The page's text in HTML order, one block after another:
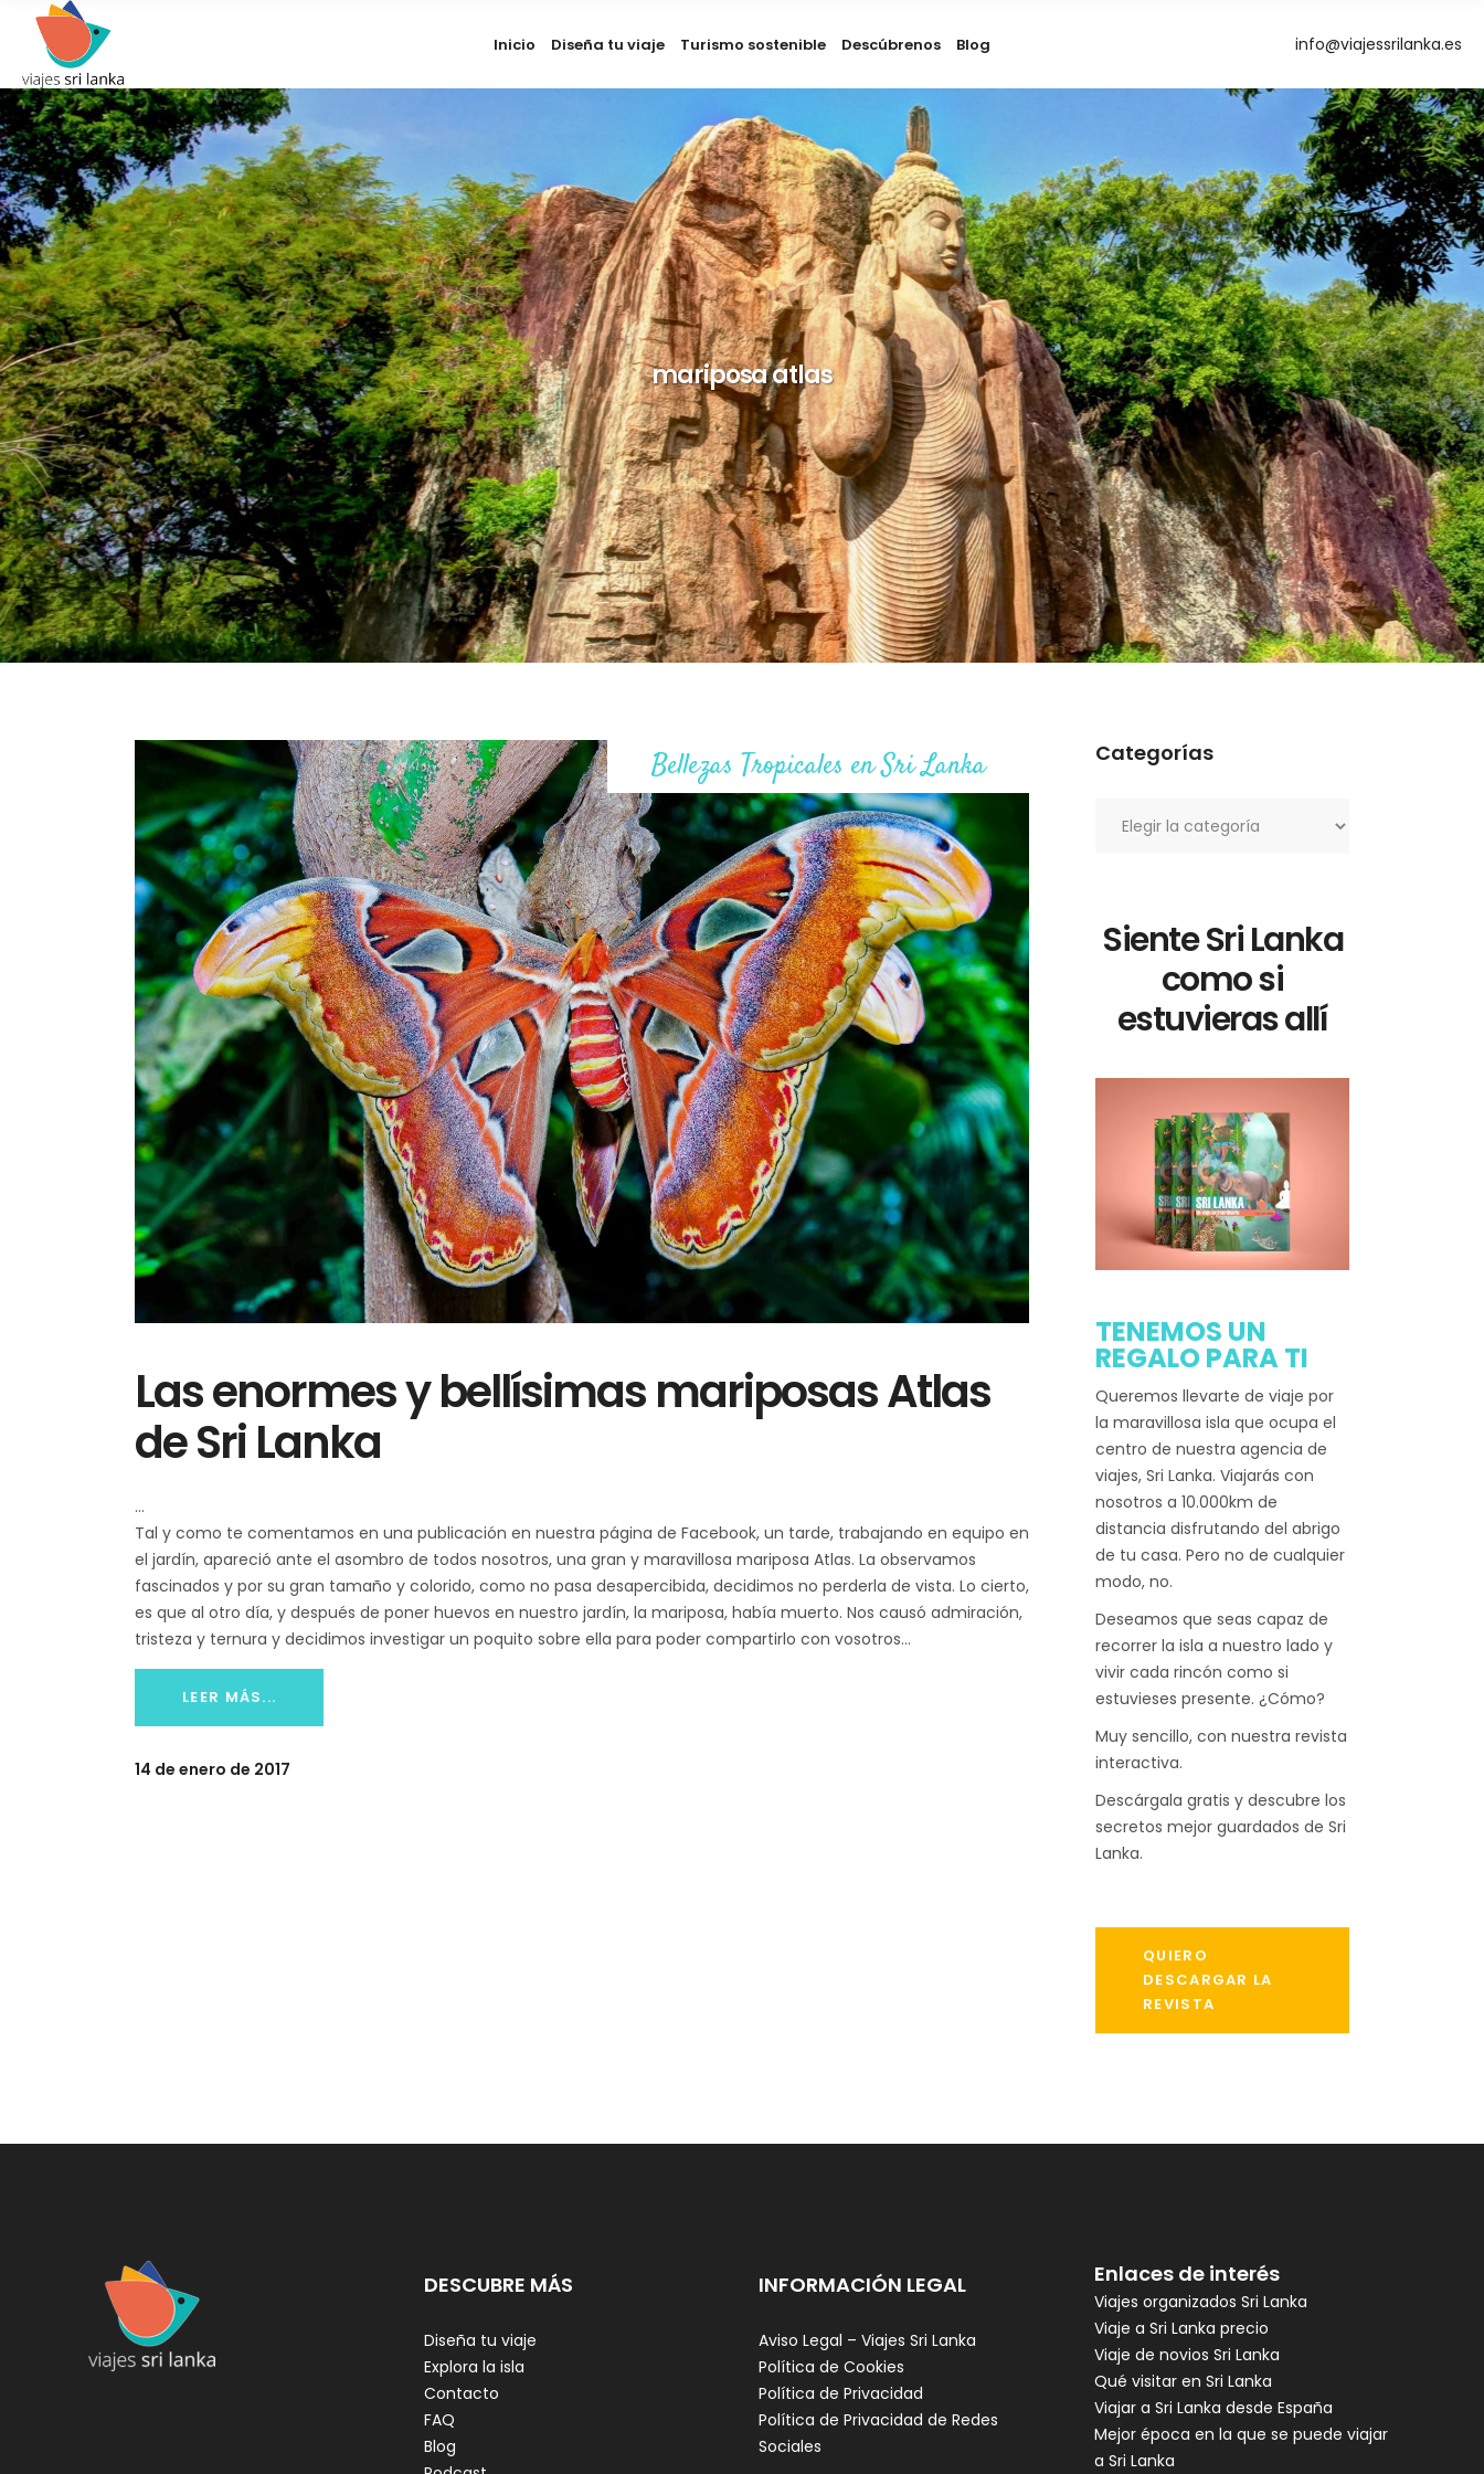
Inicio Diseña tu viaje Turismo sostenible Descúbrenos Blog info@viajessrilanka.es
mariposa atlas
Bellezas Tropicales en Sri Lanka
Las enormes y bellísimas mariposas Atlas
de Sri Lanka
Tal y como te comentamos en una publicación en nuestra página de Facebook, un tarde, trabajando en equipo en
el jardín, apareció ante el asombro de todos nosotros, una gran y maravillosa mariposa Atlas. La observamos
fascinados y por su gran tamaño y colorido, como no pasa desapercibida, decidimos no perderla de vista. Lo cierto,
es que al otro día, y después de poner huevos en nuestro jardín, la mariposa, había muerto. Nos causó admiración,
tristeza y ternura y decidimos investigar un poquito sobre ella para poder compartirlo con vosotros…
LEER MÁS...
14 de enero de 2017
Categorías
Siente Sri Lanka
como si
estuvieras allí
TENEMOS UN
REGALO PARA TI
Queremos llevarte de viaje por
la maravillosa isla que ocupa el
centro de nuestra agencia de
viajes, Sri Lanka. Viajarás con
nosotros a 10.000km de
distancia disfrutando del abrigo
de tu casa. Pero no de cualquier
modo, no.
Deseamos que seas capaz de
recorrer la isla a nuestro lado y
vivir cada rincón como si
estuvieses presente. ¿Cómo?
Muy sencillo, con nuestra revista
interactiva.
Descárgala gratis y descubre los
secretos mejor guardados de Sri
Lanka.
QUIERO
DESCARGAR LA
REVISTA
DESCUBRE MÁS
Diseña tu viaje
Explora la isla
Contacto
FAQ
Blog
INFORMACIÓN LEGAL
Aviso Legal – Viajes Sri Lanka
Política de Cookies
Política de Privacidad
Política de Privacidad de Redes
Sociales
Enlaces de interés
Viajes organizados Sri Lanka
Viaje a Sri Lanka precio
Viaje de novios Sri Lanka
Qué visitar en Sri Lanka
Viajar a Sri Lanka desde España
Mejor época en la que se puede viajar
a Sri Lanka